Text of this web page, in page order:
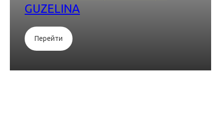
GUZELINA
Перейти